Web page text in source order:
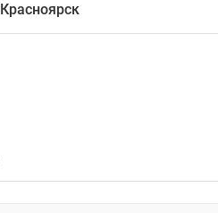
Красноярск